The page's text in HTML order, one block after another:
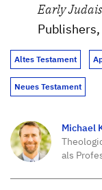
Early
Altes Testament
Neues Testament
Michael
als